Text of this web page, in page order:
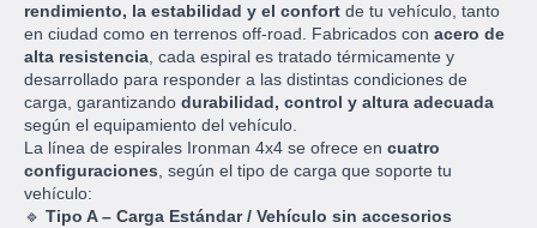
rendimiento, la estabilidad y el confort de tu vehículo, tanto
en ciudad como en terrenos off-road. Fabricados con acero de
alta resistencia , cada espiral es tratado térmicamente y
desarrollado para responder a las distintas condiciones de
carga, garantizando durabilidad, control y altura adecuada
según el equipamiento del vehículo.
La línea de espirales Ironman 4x4 se ofrece en cuatro
configuraciones , según el tipo de carga que soporte tu
vehículo:
🔹 Tipo A – Carga Estándar / Vehículo sin accesorios